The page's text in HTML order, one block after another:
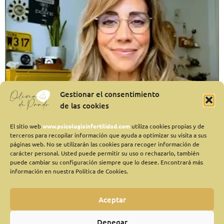
Gestionar el consentimiento
de las cookies
El sitio webwww.psicologiainfertilidad.com utiliza cookies propias y de
terceros para recopilar información que ayuda a optimizar su visita a sus
páginas web. No se utilizarán las cookies para recoger información de
carácter personal. Usted puede permitir su uso o rechazarlo, también
puede cambiar su configuración siempre que lo desee. Encontrará más
información en nuestra Política de Cookies.
Aceptar
Denegar